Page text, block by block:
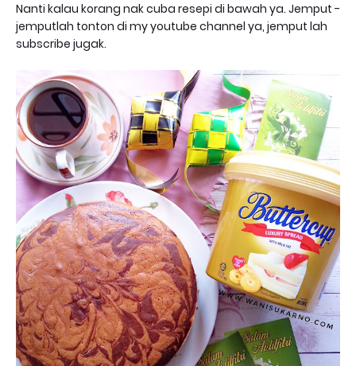
Nanti kalau korang nak cuba resepi di bawah ya. Jemput -
jemputlah tonton di my youtube channel ya, jemput lah
subscribe jugak.